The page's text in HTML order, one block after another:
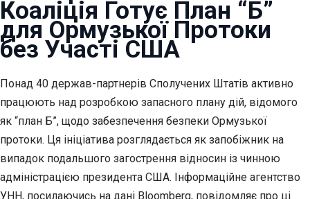
Коаліція Готує План “Б”
для Ормузької Протоки
без Участі США
Понад 40 держав-партнерів Сполучених Штатів активно
працюють над розробкою запасного плану дій, відомого
як “план Б”, щодо забезпечення безпеки Ормузької
протоки. Ця ініціатива розглядається як запобіжник на
випадок подальшого загострення відносин із чинною
адміністрацією президента США. Інформаційне агентство
УНН, посилаючись на дані Bloomberg, повідомляє про ці